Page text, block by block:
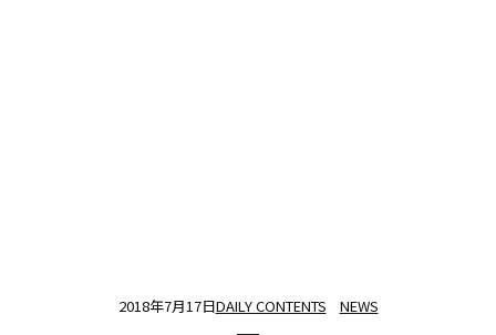
2018年7月17日DAILY CONTENTS NEWS